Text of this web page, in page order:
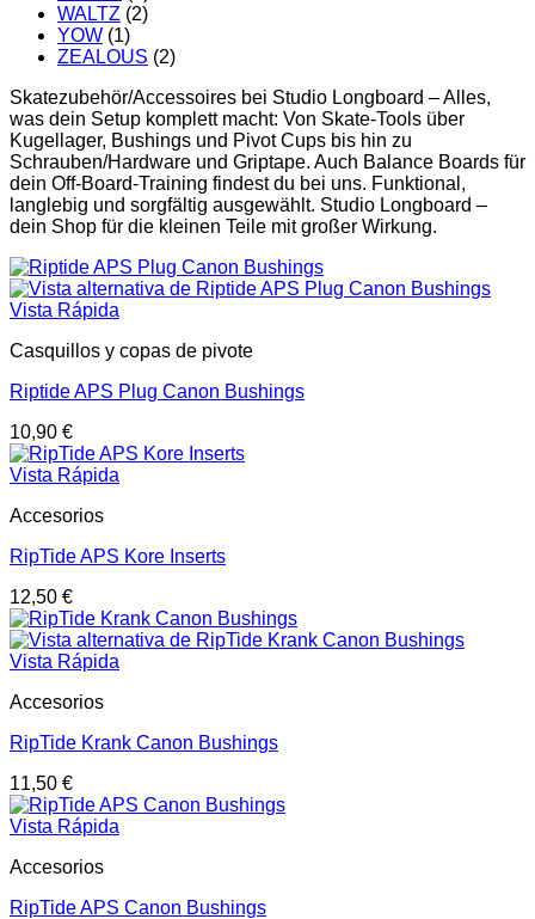
WALTZ (2)
YOW (1)
ZEALOUS (2)
Skatezubehör/Accessoires bei Studio Longboard – Alles,
was dein Setup komplett macht: Von Skate-Tools über
Kugellager, Bushings und Pivot Cups bis hin zu
Schrauben/Hardware und Griptape. Auch Balance Boards für
dein Off-Board-Training findest du bei uns. Funktional,
langlebig und sorgfältig ausgewählt. Studio Longboard –
dein Shop für die kleinen Teile mit großer Wirkung.
Vista Rápida
Casquillos y copas de pivote
Riptide APS Plug Canon Bushings
10,90 €
Vista Rápida
Accesorios
RipTide APS Kore Inserts
12,50 €
Vista Rápida
Accesorios
RipTide Krank Canon Bushings
11,50 €
Vista Rápida
Accesorios
RipTide APS Canon Bushings